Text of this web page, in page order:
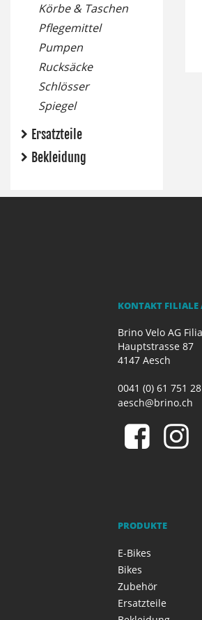
Körbe & Taschen
Pflegemittel
Pumpen
Rucksäcke
Schlösser
Spiegel
Ersatzteile
Bekleidung
KONTAKT FILIALE
Brino Velo AG
Hauptstrasse 87
4147 Aesch
0041 (0) 61 751
aesch@brino.ch
PRODUKTE
E-Bikes
Bikes
Zubehör
Ersatzteile